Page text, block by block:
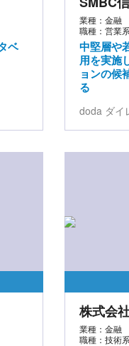
ベ
業種：金融
職種：営業系
中堅層や
用を実施
ョンの候
る
doda ダイ
株式会
業種：金融
職種：技術